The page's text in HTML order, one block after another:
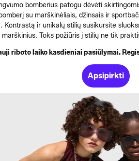
bomberius patogu dėvėti
su marškinėliais, džinsais ir
ir unikalų stilių susikursite
Toks požiūris į stilių ne tik
riboto laiko kasdieniai pasiūlymai.
Apsipirkti